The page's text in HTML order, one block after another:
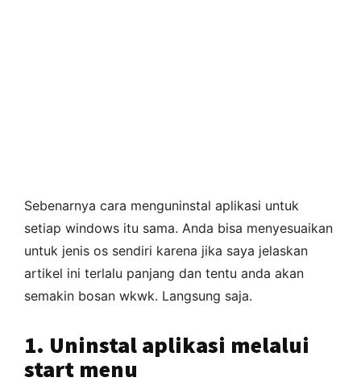
Sebenarnya cara menguninstal aplikasi untuk
setiap windows itu sama. Anda bisa menyesuaikan
untuk jenis os sendiri karena jika saya jelaskan
artikel ini terlalu panjang dan tentu anda akan
semakin bosan wkwk. Langsung saja.
1. Uninstal aplikasi melalui
start menu